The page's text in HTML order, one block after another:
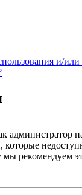
и/
которые
рекомендуем